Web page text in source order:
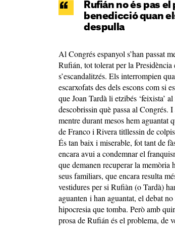
Rufián no és pas
benedicció quan
despulla
Al Congrés espanyol s’han passat
Rufián, tot tolerat per la
s’escandalitzés. Els interrompien
escarxofats des dels escons com si
que Joan Tardà li etzibés ‘feixista’
descobrissin què passa al Congrés.
mentre durant mesos hem aguantat
de Franco i Rivera titllessin de
És tan baix i miserable, fot tant de
encara avui a condemnar el
que demanen recuperar la
seus familiars, que encara resulta
vestidures per si Rufiàn (o Tardà)
aguanten i han aguantat, el debat
hipocresia que tomba. Però amb
prosa de Rufián és el problema, de